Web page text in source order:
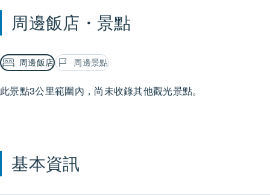
周邊飯店・景點
周邊飯店 周邊景點
此景點3公里範圍內，尚未收錄其他觀光景點。
基本資訊